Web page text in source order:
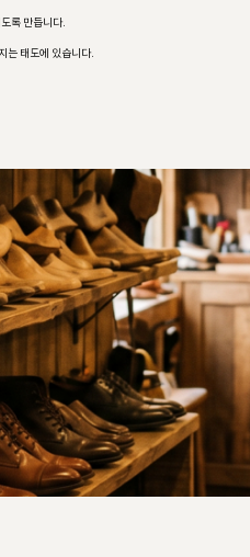
록 만듭니다.
는 태도에 있습니다.